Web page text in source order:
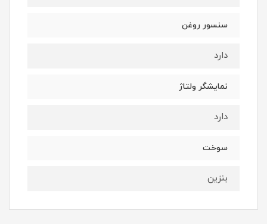
سنسور روغن
دارد
نمایشگر ولتاژ
دارد
سوخت
بنزین